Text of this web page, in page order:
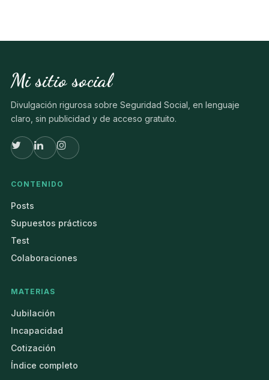
Mi sitio social
Divulgación rigurosa sobre Seguridad Social, en lenguaje
claro, sin publicidad y de acceso gratuito.
CONTENIDO
Posts
Supuestos prácticos
Test
Colaboraciones
MATERIAS
Jubilación
Incapacidad
Cotización
Índice completo